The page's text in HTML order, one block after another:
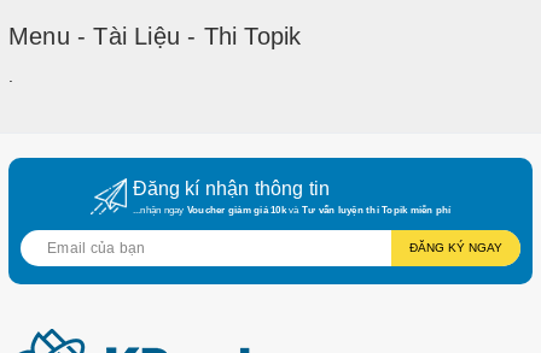
Menu - Tài Liệu - Thi Topik
Đăng kí nhận thông tin
...nhận ngay Voucher giảm giá 10kvà Tư vấn luyện thi Topik miễn phí
ĐĂNG KÝ NGAY